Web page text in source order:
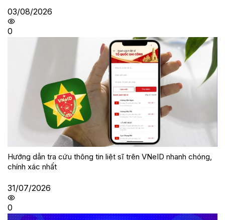
03/08/2026
0
Hướng dẫn tra cứu thông tin liệt sĩ trên VNeID nhanh chóng,
chính xác nhất
31/07/2026
0